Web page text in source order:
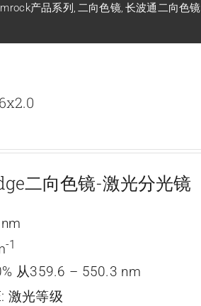
产品系列 二向色镜 长波通二向色镜
二向色镜-激光分光镜
-1
从359.6 – 550.3 nm
激光等级